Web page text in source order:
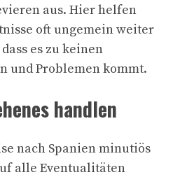
aus. Hier helfen
oft ungemein weiter
es zu keinen
und Problemen kommt.
handlen
nach Spanien minutiös
alle Eventualitäten